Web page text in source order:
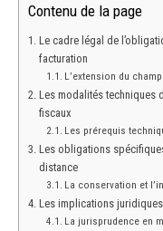
Contenu de la page
Le cadre légal de
facturation
L’extension du
Les modalités techniques
fiscaux
Les prérequis
Les obligations
distance
La conservation et
Les implications
La jurisprudence en